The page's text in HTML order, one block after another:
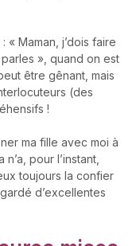
Maman, j’dois faire
», quand on est
être gênant, mais
(des
!
ma fille avec moi à
pour l’instant,
toujours la confier
d’excellentes